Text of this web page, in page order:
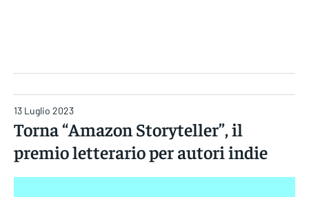
13 Luglio 2023
Torna “Amazon Storyteller”, il
premio letterario per autori indie